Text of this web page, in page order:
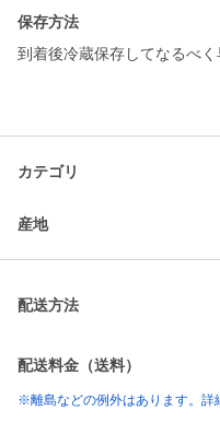
保存方法
到着後冷蔵保存してなるべ
カテゴリ
産地
配送方法
配送料金（送料）
※離島などの例外はあります。詳